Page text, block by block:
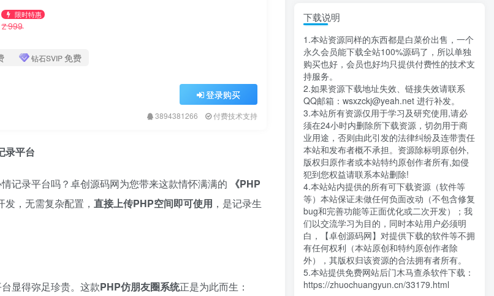
限时特惠
Z999
钻石SVIP免费
登录购买
3894381266 付费技术支持
录平台
记录平台吗？卓创源码网为您带来这款情怀满满的
​《PHP
，无需复杂配置，​ 直接上传PHP空间即可使用 ，是记录生
显得弥足珍贵。这款PHP仿朋友圈系统正是为此而生：
下载说明
1.本站资源同样的东西都是白菜价出售，一个
永久会员能下载全站100%源码了，所以单独
购买也好，会员也好均只提供付费性的技术支
持服务。
2.如果资源下载地址失效、链接失效请联系
QQ邮箱：wsxzckj@yeah.net 进行补发。
3.本站所有资源仅用于学习及研究使用,请必
须在24小时内删除所下载资源，切勿用于商
业用途，否则由此引发的法律纠纷及连带责任
本站和发布者概不承担。资源除标明原创外,
版权归原作者或本站特约原创作者所有,如侵
犯到您权益请联系本站删除!
4.本站站内提供的所有可下载资源（软件等
等）本站保证未做任何负面改动（不包含修复
bug和完善功能等正面优化或二次开发）；我
们以交流学习为目的，同时本站用户必须明
白，【卓创源码网】对提供下载的软件等不拥
有任何权利（本站原创和特约原创作者除
外），其版权归该资源的合法拥有者所有。
5.本站提供免费网站后门木马查杀软件下载：
https://zhuochuangyun.cn/33179.html